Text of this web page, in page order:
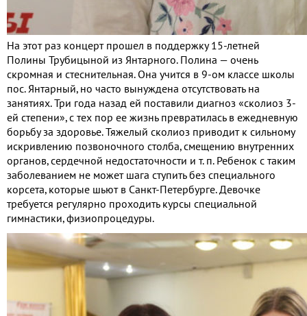
На этот раз концерт прошел в поддержку 15-летней
Полины Трубицыной из Янтарного. Полина — очень
скромная и стеснительная. Она учится в 9-ом классе школы
пос. Янтарный, но часто вынуждена отсутствовать на
занятиях. Три года назад ей поставили диагноз «сколиоз 3-
ей степени», с тех пор ее жизнь превратилась в ежедневную
борьбу за здоровье. Тяжелый сколиоз приводит к сильному
искривлению позвоночного столба, смещению внутренних
органов, сердечной недостаточности и т. п. Ребенок с таким
заболеванием не может шага ступить без специального
корсета, которые шьют в Санкт-Петербурге. Девочке
требуется регулярно проходить курсы специальной
гимнастики, физиопроцедуры.